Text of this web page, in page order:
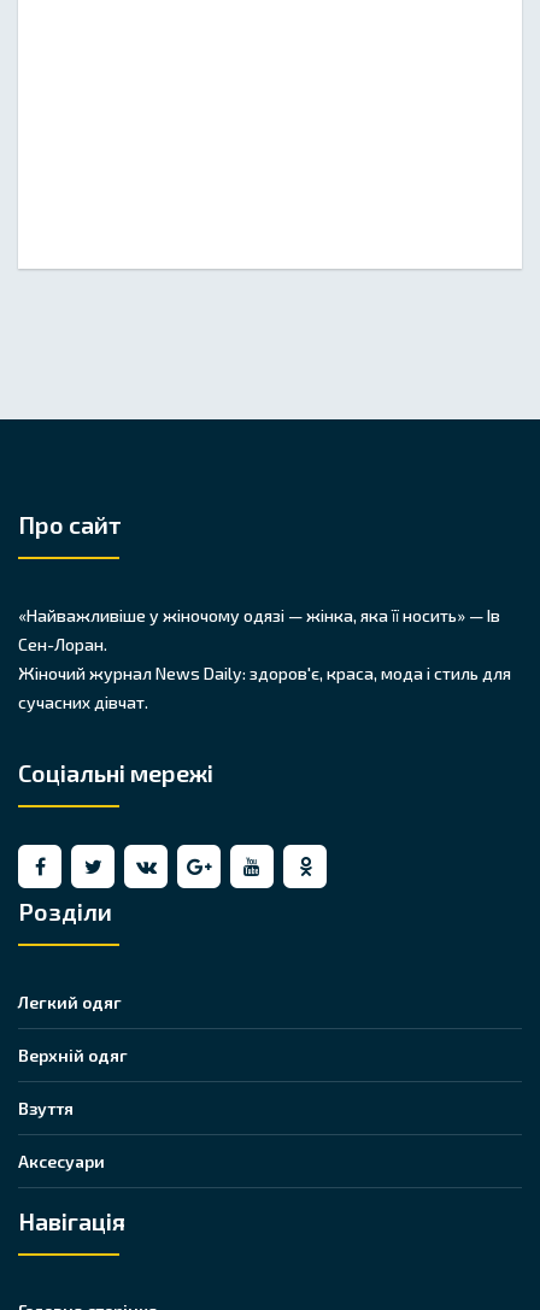
Про сайт
«Найважливіше у жіночому одязі — жінка, яка її носить» — Ів
Сен-Лоран.
Жіночий журнал News Daily: здоров'є, краса, мода і стиль для
сучасних дівчат.
Соціальні мережі
Розділи
Легкий одяг
Верхній одяг
Взуття
Аксесуари
Навігація